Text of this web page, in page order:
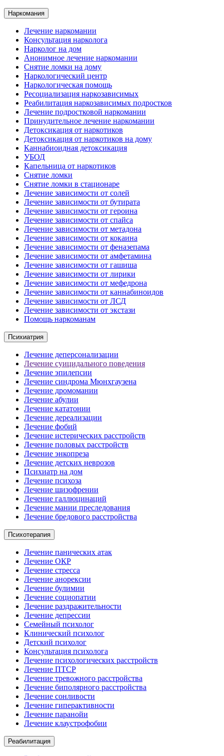
Наркомания
Лечение наркомании
Консультация нарколога
Нарколог на дом
Анонимное лечение наркомании
Снятие ломки на дому
Наркологический центр
Наркологическая помощь
Ресоциализация наркозависимых
Реабилитация наркозависимых подростков
Лечение подростковой наркомании
Принудительное лечение наркомании
Детоксикация от наркотиков
Детоксикация от наркотиков на дому
Каннабиоидная детоксикация
УБОД
Капельница от наркотиков
Снятие ломки
Снятие ломки в стационаре
Лечение зависимости от солей
Лечение зависимости от бутирата
Лечение зависимости от героина
Лечение зависимости от спайса
Лечение зависимости от метадона
Лечение зависимости от кокаина
Лечение зависимости от феназепама
Лечение зависимости от амфетамина
Лечение зависимости от гашиша
Лечение зависимости от лирики
Лечение зависимости от мефедрона
Лечение зависимости от каннабиноидов
Лечение зависимости от ЛСД
Лечение зависимости от экстази
Помощь наркоманам
Психиатрия
Лечение деперсонализации
Лечение суицидального поведения
Лечение эпилепсии
Лечение синдрома Мюнхгаузена
Лечение дромомании
Лечение абулии
Лечение кататонии
Лечение дереализации
Лечение фобий
Лечение истерических расстройств
Лечение половых расстройств
Лечение энкопреза
Лечение детских неврозов
Психиатр на дом
Лечение психоза
Лечение шизофрении
Лечение галлюцинаций
Лечение мании преследования
Лечение бредового расстройства
Психотерапия
Лечение панических атак
Лечение ОКР
Лечение стресса
Лечение анорексии
Лечение булимии
Лечение социопатии
Лечение раздражительности
Лечение депрессии
Семейный психолог
Клинический психолог
Детский психолог
Консультация психолога
Лечение психологических расстройств
Лечение ПТСР
Лечение тревожного расстройства
Лечение биполярного расстройства
Лечение сонливости
Лечение гиперактивности
Лечение паранойи
Лечение клаустрофобии
Реабилитация